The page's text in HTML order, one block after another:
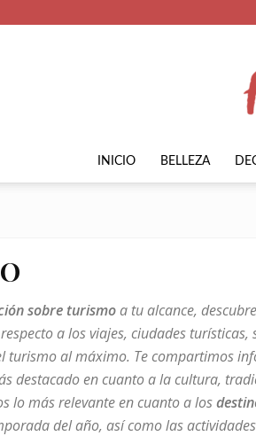
INICIO BELLEZA
sobre turismoa tu alcance,
a los viajes, ciudades
turismo al máximo. Te compartimos
destacado en cuanto a la cultura,
lo más relevante en cuanto a los
del año, así como las